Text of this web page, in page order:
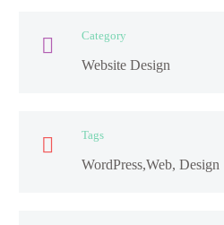
 Category
Website Design
 Tags
WordPress,Web, Design